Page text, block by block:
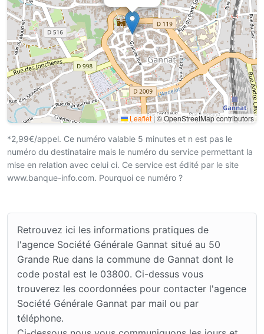
Leaflet|© OpenStreetMap contributors
*2,99€/appel. Ce numéro valable 5 minutes et n est pas le
numéro du destinataire mais le numéro du service permettant la
mise en relation avec celui ci. Ce service est édité par le site
www.banque-info.com. Pourquoi ce numéro ?
Retrouvez ici les informations pratiques de
l'agence Société Générale Gannat situé au 50
Grande Rue dans la commune de Gannat dont le
code postal est le 03800. Ci-dessus vous
trouverez les coordonnées pour contacter l'agence
Société Générale Gannat par mail ou par
téléphone.